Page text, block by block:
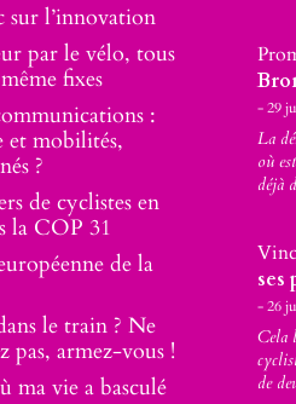
l’innovation
par le vélo, tous
fixes
:
et mobilités,
?
de cyclistes en
la COP 31
de la
le train ? Ne
pas, armez-vous !
ma vie a basculé
29
La
où
déjà
ses
26
Cela
de